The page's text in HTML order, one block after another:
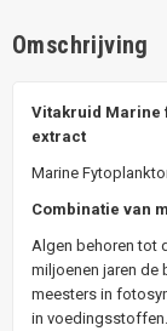
Omschrijving
Vitakruid Marine
extract
Marine
Combinatie van
Algen behoren tot
miljoenen jaren de
meesters in
in